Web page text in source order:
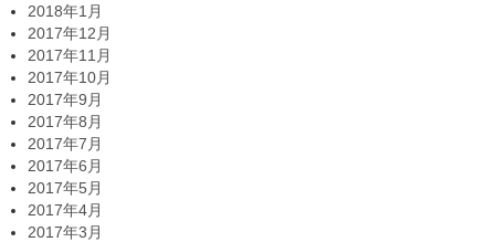
2018年1月
2017年12月
2017年11月
2017年10月
2017年9月
2017年8月
2017年7月
2017年6月
2017年5月
2017年4月
2017年3月